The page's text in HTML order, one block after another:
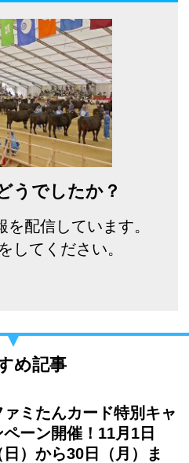
うでしたか？
配信しています。
してください。
め記事
ァミたんカード特別キャ
ペーン開催！11月1日
日）から30日（月）ま